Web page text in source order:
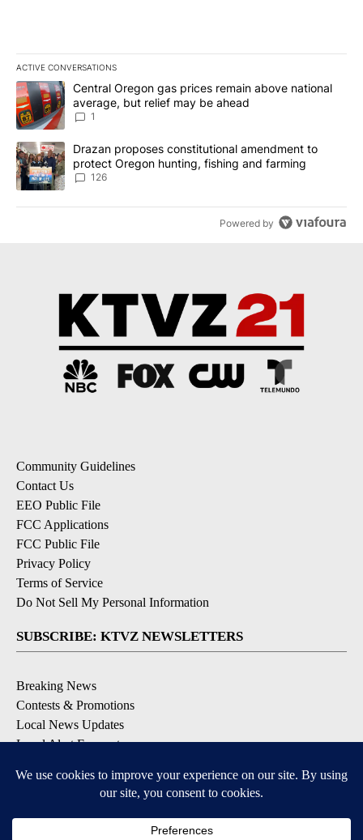
ACTIVE CONVERSATIONS
The following is a list of the most commented articles in the last
A trending article titled "Central Oregon gas prices remain
Central Oregon gas prices remain above national
average, but relief may be ahead
1
A trending article titled "Drazan proposes constitutional
Drazan proposes constitutional amendment to
protect Oregon hunting, fishing and farming
126
Powered by
Community Guidelines
Contact Us
EEO Public File
FCC Applications
FCC Public File
Privacy Policy
Terms of Service
Do Not Sell My Personal Information
SUBSCRIBE: KTVZ NEWSLETTERS
Breaking News
Contests & Promotions
Local News Updates
Local Alert Forecast
DOWNLOAD: KTVZ APPS